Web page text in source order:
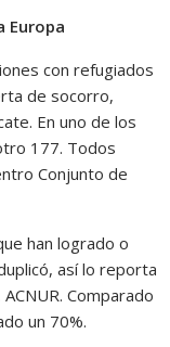
Europa
con refugiados
de socorro,
En uno de los
177. Todos
Conjunto de
han logrado o
así lo reporta
Comparado
un 70%.